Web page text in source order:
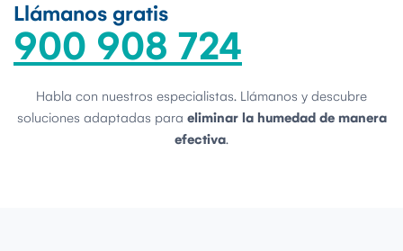
Llámanos gratis
900 908 724
Habla con nuestros especialistas. Llámanos y descubre
soluciones adaptadas para eliminar la humedad de manera
efectiva.